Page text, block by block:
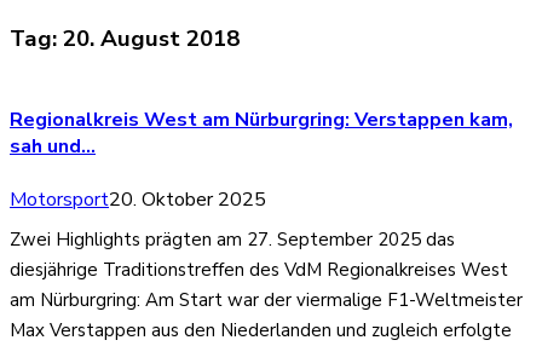
Tag:20. August 2018
Regionalkreis West am Nürburgring: Verstappen kam,
sah und…
Motorsport20. Oktober 2025
Zwei Highlights prägten am 27. September 2025 das
diesjährige Traditionstreffen des VdM Regionalkreises West
am Nürburgring: Am Start war der viermalige F1-Weltmeister
Max Verstappen aus den Niederlanden und zugleich erfolgte